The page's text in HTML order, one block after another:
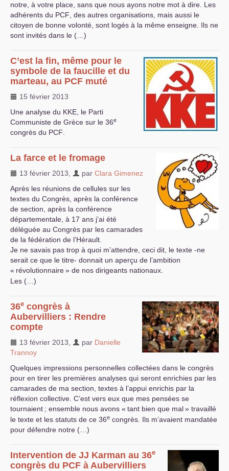
notre, à votre place, sans que nous ayons notre mot à dire. Les
adhérents du PCF , des autres organisations, mais aussi le
citoyen de bonne volonté, sont logés à la même enseigne. Ils ne
sont invités dans le (…)
C’est la fin, même pour le
symbole de la faucille et du
marteau, au PCF muté
15 février 2013
Une analyse du KKE , le Parti
Communiste de Grèce sur le 36e
congrès du PCF
La farce et le fromage
13 février 2013 par Clara Gimenez
Après les réunions de cellules sur les
textes du Congrès, après la conférence
de section, après la conférence
départementale, à 17 ans j’ai été
déléguée au Congrès par les camarades
de la fédération de l’Hérault.
Je ne savais pas trop à quoi m’attendre, ceci dit, le texte -ne
serait ce que le titre- donnait un aperçu de l’ambition
« révolutionnaire» de nos dirigeants nationaux.
Les (…)
36e congrès à
Aubervilliers : Rendre
compte
13 février 2013 par Danielle
Trannoy
Quelques impressions personnelles collectées dans le congrès
pour en tirer les premières analyses qui seront enrichies par les
camarades de ma section, textes à l’appui enrichis par la
réflexion collective. C’est vers eux que mes pensées se
tournaient ; ensemble nous avons « tant bien que mal» travaillé
le texte et les statuts de ce 36e congrès. Ils m’avaient mandatée
pour défendre notre (…)
Intervention de JJ Karman au 36e
congrès du PCF à Aubervilliers